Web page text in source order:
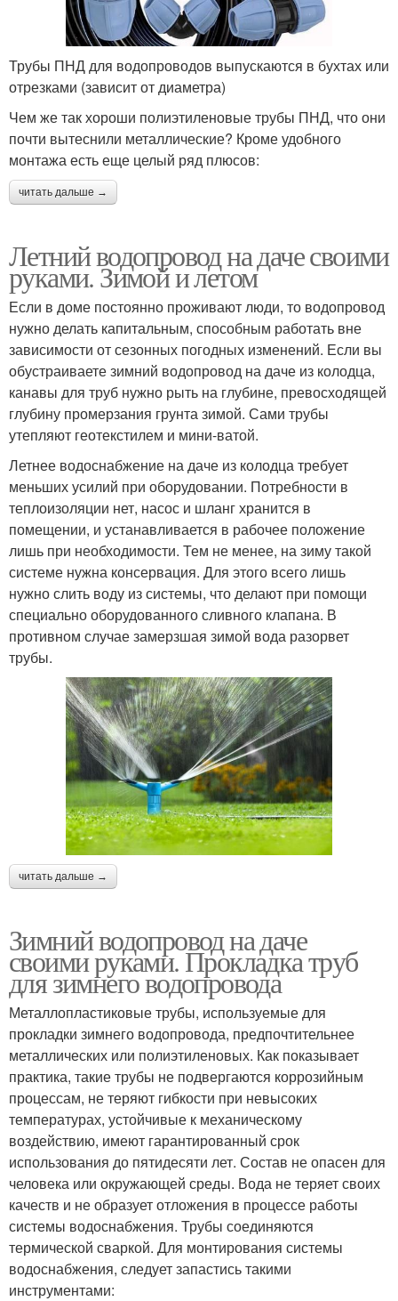
Трубы ПНД для водопроводов выпускаются в бухтах или
отрезками (зависит от диаметра)
Чем же так хороши полиэтиленовые трубы ПНД, что они
почти вытеснили металлические? Кроме удобного
монтажа есть еще целый ряд плюсов:
читать дальше →
Летний водопровод на даче своими
руками. Зимой и летом
Если в доме постоянно проживают люди, то водопровод
нужно делать капитальным, способным работать вне
зависимости от сезонных погодных изменений. Если вы
обустраиваете зимний водопровод на даче из колодца,
канавы для труб нужно рыть на глубине, превосходящей
глубину промерзания грунта зимой. Сами трубы
утепляют геотекстилем и мини-ватой.
Летнее водоснабжение на даче из колодца требует
меньших усилий при оборудовании. Потребности в
теплоизоляции нет, насос и шланг хранится в
помещении, и устанавливается в рабочее положение
лишь при необходимости. Тем не менее, на зиму такой
системе нужна консервация. Для этого всего лишь
нужно слить воду из системы, что делают при помощи
специально оборудованного сливного клапана. В
противном случае замерзшая зимой вода разорвет
трубы.
читать дальше →
Зимний водопровод на даче
своими руками. Прокладка труб
для зимнего водопровода
Металлопластиковые трубы, используемые для
прокладки зимнего водопровода, предпочтительнее
металлических или полиэтиленовых. Как показывает
практика, такие трубы не подвергаются коррозийным
процессам, не теряют гибкости при невысоких
температурах, устойчивые к механическому
воздействию, имеют гарантированный срок
использования до пятидесяти лет. Состав не опасен для
человека или окружающей среды. Вода не теряет своих
качеств и не образует отложения в процессе работы
системы водоснабжения. Трубы соединяются
термической сваркой. Для монтирования системы
водоснабжения, следует запастись такими
инструментами: